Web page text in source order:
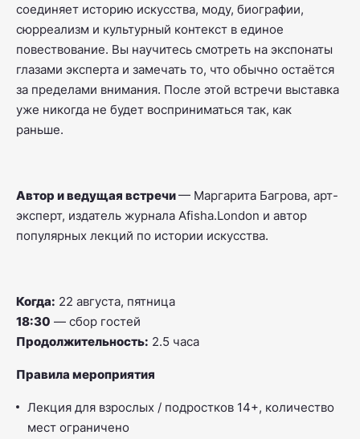
соединяет историю искусства, моду, биографии,
сюрреализм и культурный контекст в единое
повествование. Вы научитесь смотреть на экспонаты
глазами эксперта и замечать то, что обычно остаётся
за пределами внимания. После этой встречи выставка
уже никогда не будет восприниматься так, как
раньше.
Автор и ведущая встречи— Маргарита Багрова, арт-
эксперт, издатель журнала Afisha.London и автор
популярных лекций по истории искусства.
Когда: 22 августа, пятница
18:30 — сбор гостей
Продолжительность: 2.5 часа
Правила мероприятия
Лекция для взрослых / подростков 14+, количество
мест ограничено